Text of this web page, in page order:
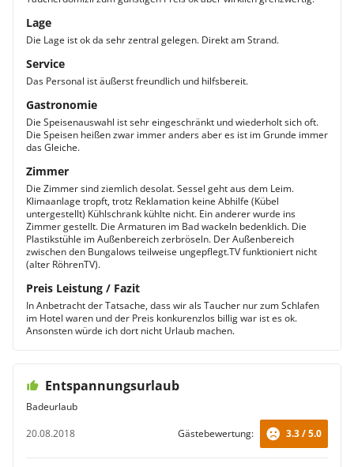
Lage
Die Lage ist ok da sehr zentral gelegen. Direkt am Strand.
Service
Das Personal ist äußerst freundlich und hilfsbereit.
Gastronomie
Die Speisenauswahl ist sehr eingeschränkt und wiederholt sich oft.
Die Speisen heißen zwar immer anders aber es ist im Grunde immer
das Gleiche.
Zimmer
Die Zimmer sind ziemlich desolat. Sessel geht aus dem Leim.
Klimaanlage tropft, trotz Reklamation keine Abhilfe (Kübel
untergestellt) Kühlschrank kühlte nicht. Ein anderer wurde ins
Zimmer gestellt. Die Armaturen im Bad wackeln bedenklich. Die
Plastikstühle im Außenbereich zerbröseln. Der Außenbereich
zwischen den Bungalows teilweise ungepflegt.TV funktioniert nicht
(alter RöhrenTV).
Preis Leistung / Fazit
In Anbetracht der Tatsache, dass wir als Taucher nur zum Schlafen
im Hotel waren und der Preis konkurenzlos billig war ist es ok.
Ansonsten würde ich dort nicht Urlaub machen.
Entspannungsurlaub
Badeurlaub
20.08.2018
Gästebewertung: 3.3 / 5.0